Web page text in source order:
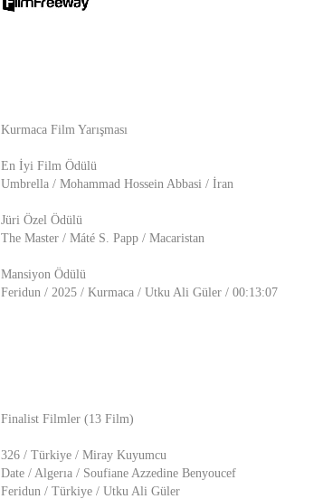
Kurmaca Film Yarışması
En İyi Film Ödülü
Umbrella / Mohammad Hossein Abbasi / İran
Jüri Özel Ödülü
The Master / Máté S. Papp / Macaristan
Mansiyon Ödülü
Feridun / 2025 / Kurmaca / Utku Ali Güler / 00:13:07
Finalist Filmler (13 Film)
326 / Türkiye / Miray Kuyumcu
Date / Algerıa / Soufiane Azzedine Benyoucef
Feridun / Türkiye / Utku Ali Güler